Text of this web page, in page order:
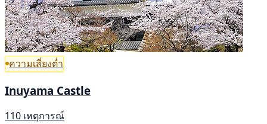
ความเสี่ยงต่ำ
Inuyama Castle
110 เหตุการณ์